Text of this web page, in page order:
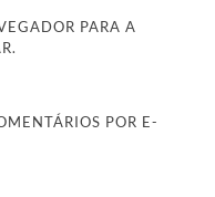
PARA A
POR E-